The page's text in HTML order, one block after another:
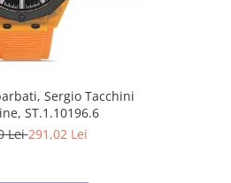
Sergio Tacchini
ST.1.10196.6
Lei291,02 Lei